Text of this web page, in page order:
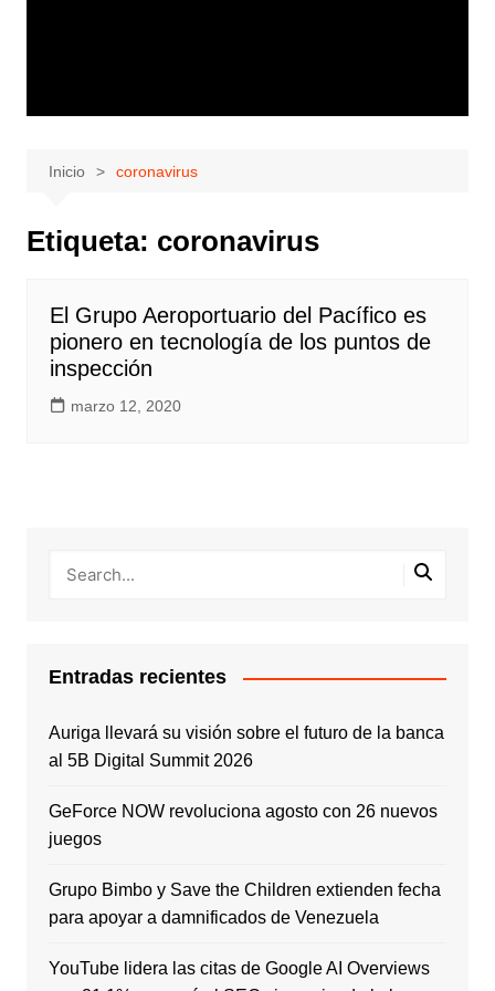
Inicio coronavirus
Etiqueta: coronavirus
El Grupo Aeroportuario del Pacífico es
pionero en tecnología de los puntos de
inspección
marzo 12, 2020
Entradas recientes
Auriga llevará su visión sobre el futuro de la banca
al 5B Digital Summit 2026
GeForce NOW revoluciona agosto con 26 nuevos
juegos
Grupo Bimbo y Save the Children extienden fecha
para apoyar a damnificados de Venezuela
YouTube lidera las citas de Google AI Overviews